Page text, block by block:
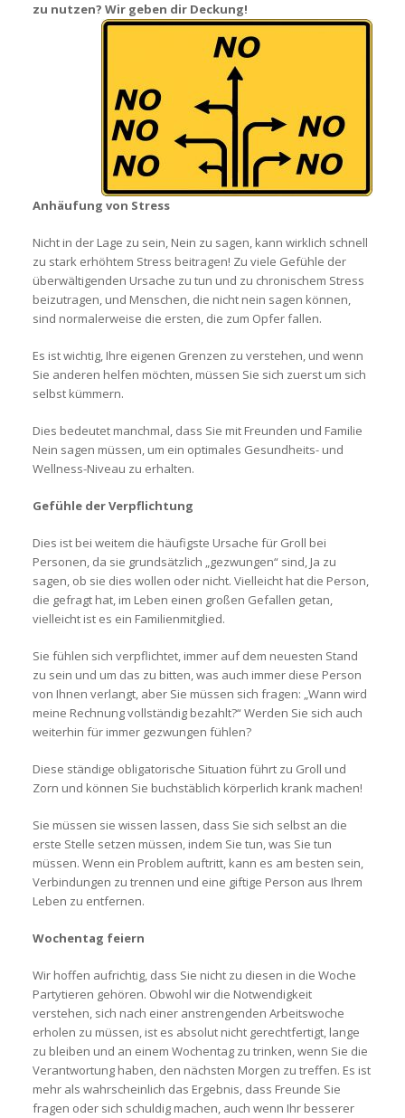
zu nutzen? Wir geben dir Deckung!
Anhäufung von Stress
Nicht in der Lage zu sein, Nein zu sagen, kann wirklich schnell
zu stark erhöhtem Stress beitragen! Zu viele Gefühle der
überwältigenden Ursache zu tun und zu chronischem Stress
beizutragen, und Menschen, die nicht nein sagen können,
sind normalerweise die ersten, die zum Opfer fallen.
Es ist wichtig, Ihre eigenen Grenzen zu verstehen, und wenn
Sie anderen helfen möchten, müssen Sie sich zuerst um sich
selbst kümmern.
Dies bedeutet manchmal, dass Sie mit Freunden und Familie
Nein sagen müssen, um ein optimales Gesundheits- und
Wellness-Niveau zu erhalten.
Gefühle der Verpflichtung
Dies ist bei weitem die häufigste Ursache für Groll bei
Personen, da sie grundsätzlich „gezwungen“ sind, Ja zu
sagen, ob sie dies wollen oder nicht. Vielleicht hat die Person,
die gefragt hat, im Leben einen großen Gefallen getan,
vielleicht ist es ein Familienmitglied.
Sie fühlen sich verpflichtet, immer auf dem neuesten Stand
zu sein und um das zu bitten, was auch immer diese Person
von Ihnen verlangt, aber Sie müssen sich fragen: „Wann wird
meine Rechnung vollständig bezahlt?“ Werden Sie sich auch
weiterhin für immer gezwungen fühlen?
Diese ständige obligatorische Situation führt zu Groll und
Zorn und können Sie buchstäblich körperlich krank machen!
Sie müssen sie wissen lassen, dass Sie sich selbst an die
erste Stelle setzen müssen, indem Sie tun, was Sie tun
müssen. Wenn ein Problem auftritt, kann es am besten sein,
Verbindungen zu trennen und eine giftige Person aus Ihrem
Leben zu entfernen.
Wochentag feiern
Wir hoffen aufrichtig, dass Sie nicht zu diesen in die Woche
Partytieren gehören. Obwohl wir die Notwendigkeit
verstehen, sich nach einer anstrengenden Arbeitswoche
erholen zu müssen, ist es absolut nicht gerechtfertigt, lange
zu bleiben und an einem Wochentag zu trinken, wenn Sie die
Verantwortung haben, den nächsten Morgen zu treffen. Es ist
mehr als wahrscheinlich das Ergebnis, dass Freunde Sie
fragen oder sich schuldig machen, auch wenn Ihr besserer